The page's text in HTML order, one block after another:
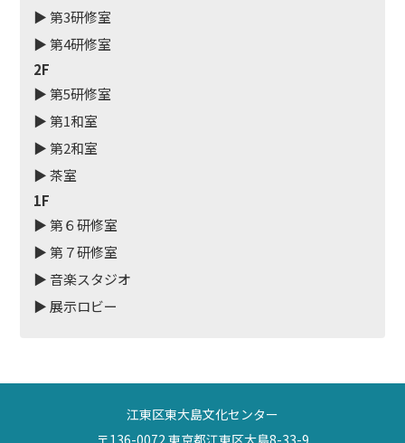
▶ 第3研修室
▶ 第4研修室
2F
▶ 第5研修室
▶ 第1和室
▶ 第2和室
▶ 茶室
1F
▶ 第６研修室
▶ 第７研修室
▶ 音楽スタジオ
▶ 展示ロビー
江東区東大島文化センター
〒136-0072 東京都江東区大島8-33-9